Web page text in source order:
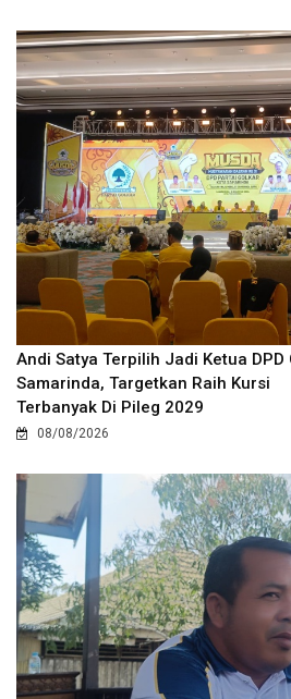
Andi Satya Terpilih Jadi Ketua DPD
Samarinda, Targetkan Raih Kursi
Terbanyak Di Pileg 2029
08/08/2026